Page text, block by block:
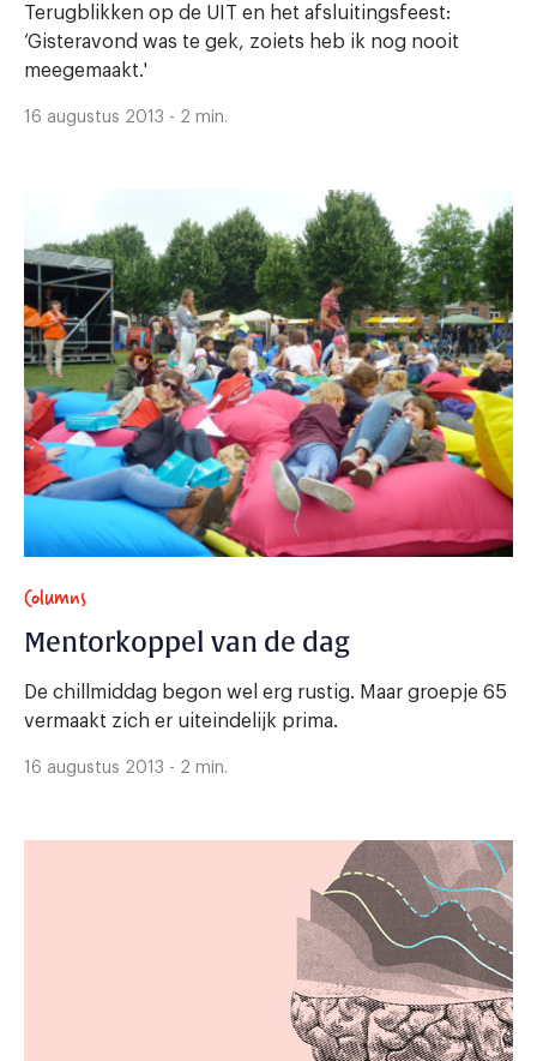
Terugblikken op de UIT en het afsluitingsfeest:
‘Gisteravond was te gek, zoiets heb ik nog nooit
meegemaakt.'
16 augustus 2013 - 2 min.
Columns
Mentorkoppel van de dag
De chillmiddag begon wel erg rustig. Maar groepje 65
vermaakt zich er uiteindelijk prima.
16 augustus 2013 - 2 min.